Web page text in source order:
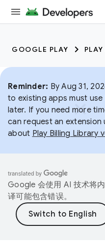
GOOGLE PLAY
Reminder: By Aug 31,
to existing apps must
later. If you need more
can request an extension
about Play Billing Library
Google 会使用 AI 技术将
译可能包含错误。